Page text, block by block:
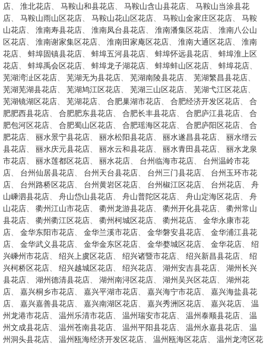
店、 淮北花店、 马鞍山和县花店、 马鞍山含山县花店、 马鞍山当涂县花
店、 马鞍山雨山区花店、 马鞍山花山区花店、 马鞍山金家庄区花店、 马鞍
山花店、 淮南寿县花店、 淮南凤台县花店、 淮南潘集区花店、 淮南八公山
区花店、 淮南谢家集区花店、 淮南田家庵区花店、 淮南大通区花店、 淮南
花店、 蚌埠固镇县花店、 蚌埠五河县花店、 蚌埠怀远县花店、 蚌埠淮上区
花店、 蚌埠禹会区花店、 蚌埠龙子湖花店、 蚌埠蚌山区花店、 蚌埠花店、
芜湖湾沚区花店、 芜湖无为县花店、 芜湖南陵县花店、 芜湖繁昌县花店、
芜湖芜湖县花店、 芜湖鸠江区花店、 芜湖三山区花店、 芜湖弋江区花店、
芜湖镜湖区花店、 芜湖花店、 合肥巢湖市花店、 合肥经济开发区花店、 合
肥肥西县花店、 合肥肥东县花店、 合肥长丰县花店、 合肥庐江县花店、 合
肥包河区花店、 合肥蜀山区花店、 合肥瑶海区花店、 合肥庐阳区花店、 合
肥花店、 丽水景宁县花店、 丽水松阳县花店、 丽水遂昌县花店、 丽水缙云
县花店、 丽水庆元县花店、 丽水云和县花店、 丽水青田县花店、 丽水龙泉
市花店、 丽水莲都区花店、 丽水花店、 台州临海市花店、 台州温岭市花
店、 台州仙居县花店、 台州天台县花店、 台州三门县花店、 台州玉环市花
店、 台州路桥区花店、 台州黄岩区花店、 台州椒江区花店、 台州花店、 舟
山嵊泗县花店、 舟山岱山县花店、 舟山普陀区花店、 舟山定海区花店、 舟
山花店、 衢州江山市花店、 衢州龙游县花店、 衢州开化县花店、 衢州常山
县花店、 衢州衢江区花店、 衢州柯城区花店、 衢州花店、 金华永康市花
店、 金华东阳市花店、 金华兰溪市花店、 金华磐安县花店、 金华浦江县花
店、 金华武义县花店、 金华金东区花店、 金华婺城区花店、 金华花店、 绍
兴嵊州市花店、 绍兴上虞区花店、 绍兴诸暨市花店、 绍兴新昌县花店、 绍
兴柯桥区花店、 绍兴越城区花店、 绍兴花店、 湖州安吉县花店、 湖州长兴
县花店、 湖州德清县花店、 湖州南浔区花店、 湖州吴兴区花店、 湖州花
店、 嘉兴桐乡市花店、 嘉兴平湖市花店、 嘉兴海宁市花店、 嘉兴海盐县花
店、 嘉兴嘉善县花店、 嘉兴南湖区花店、 嘉兴秀洲区花店、 嘉兴花店、 温
州龙港市花店、 温州乐清市花店、 温州瑞安市花店、 温州泰顺县花店、 温
州文成县花店、 温州苍南县花店、 温州平阳县花店、 温州永嘉县花店、 温
州洞头县花店、 温州瓯海经济开发区花店、 温州瓯海区花店、 温州龙湾区花